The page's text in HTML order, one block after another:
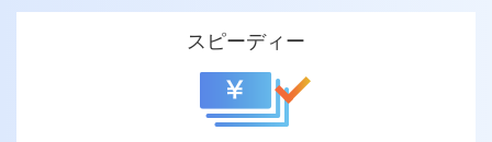
スピーディー